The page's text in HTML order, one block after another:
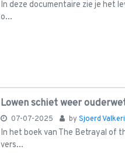
In deze documentaire zie je het
o...
Lowen schiet weer
07-07-2025 by Sjoerd
In het boek van The Betrayal of
vers...